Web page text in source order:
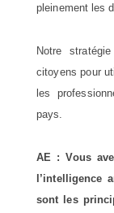
pleinement les
Notre
citoyens pour
les
pays.
AE : Vous
l’intelligence
sont les